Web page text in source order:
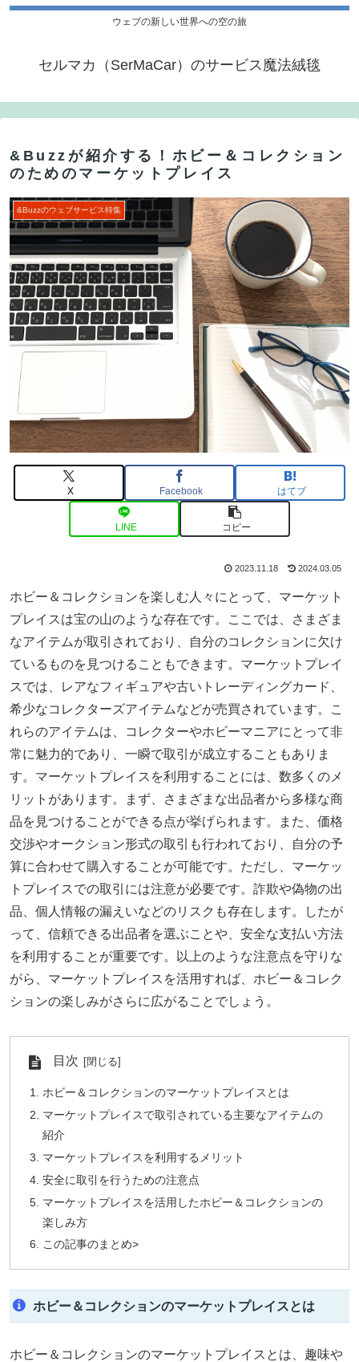
ウェブの新しい世界への空の旅
セルマカ（SerMaCar）のサービス魔法絨毯
&Buzzが紹介する！ホビー＆コレクション
のためのマーケットプレイス
&Buzzのウェブサービス特集
X Facebook はてブ
LINE コピー
2023.11.18 2024.03.05
ホビー＆コレクションを楽しむ人々にとって、マーケット
プレイスは宝の山のような存在です。ここでは、さまざま
なアイテムが取引されており、自分のコレクションに欠け
ているものを見つけることもできます。マーケットプレイ
スでは、レアなフィギュアや古いトレーディングカード、
希少なコレクターズアイテムなどが売買されています。こ
れらのアイテムは、コレクターやホビーマニアにとって非
常に魅力的であり、一瞬で取引が成立することもありま
す。マーケットプレイスを利用することには、数多くのメ
リットがあります。まず、さまざまな出品者から多様な商
品を見つけることができる点が挙げられます。また、価格
交渉やオークション形式の取引も行われており、自分の予
算に合わせて購入することが可能です。ただし、マーケッ
トプレイスでの取引には注意が必要です。詐欺や偽物の出
品、個人情報の漏えいなどのリスクも存在します。したが
って、信頼できる出品者を選ぶことや、安全な支払い方法
を利用することが重要です。以上のような注意点を守りな
がら、マーケットプレイスを活用すれば、ホビー＆コレク
ションの楽しみがさらに広がることでしょう。
目次
ホビー＆コレクションのマーケットプレイスとは
マーケットプレイスで取引されている主要なアイテムの
紹介
マーケットプレイスを利用するメリット
安全に取引を行うための注意点
マーケットプレイスを活用したホビー＆コレクションの
楽しみ方
この記事のまとめ>
ホビー＆コレクションのマーケットプレイスとは
ホビー＆コレクションのマーケットプレイスとは、趣味や